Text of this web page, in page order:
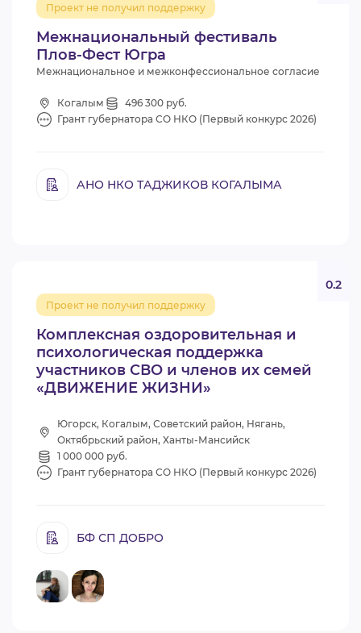
ВИДЕОКУРСЫ
ВОЙТИ
Межнациональный фестиваль
Плов-Фест Югра
Проект не получил поддержку
Межнациональное и межконфессиональное согласие
Когалым
496 300 руб.
Грант губернатора СО НКО (Первый конкурс 2026)
АНО НКО ТАДЖИКОВ КОГАЛЫМА
Комплексная оздоровительная и
психологическая поддержка
участников СВО и членов их семей
«ДВИЖЕНИЕ ЖИЗНИ»
Проект не получил поддержку
0.2
Югорск, Когалым, Советский район, Нягань,
Октябрьский район, Ханты-Мансийск
1 000 000 руб.
Грант губернатора СО НКО (Первый конкурс 2026)
БФ СП ДОБРО